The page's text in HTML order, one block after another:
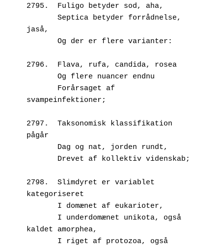
2795.  Fuligo betyder sod, aha,
jaså,
       Og der er flere varianter:
2796.  Flava, rufa, candida, rosea
       Og flere nuancer endnu
svampeinfektioner;
2797.  Taksonomisk klassifikation
pågår
       Dag og nat, jorden rundt,
       Drevet af kollektiv videnskab;
2798.  Slimdyret er variablet
kategoriseret
       I domænet af eukarioter,
kaldet amorphea,